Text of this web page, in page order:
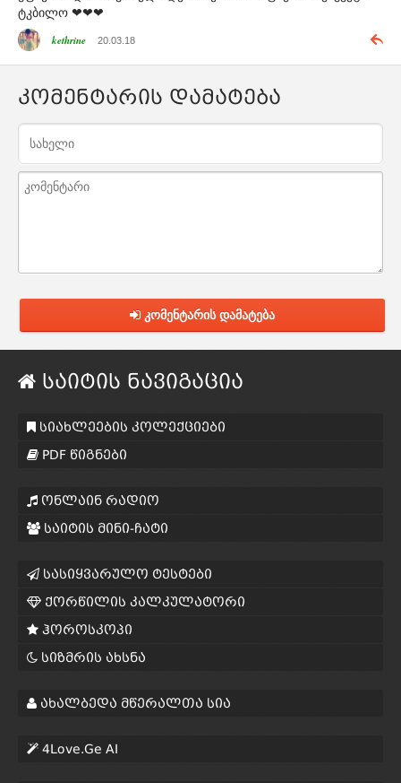
ტკბილო ❤❤❤
kethrine
20.03.18
კომენტარის დამატება
კომენტარის დამატება
საიტის ნავიგაცია
სიახლეების კოლექციები
PDF წიგნები
ონლაინ რადიო
საიტის მინი-ჩატი
სასიყვარულო ტესტები
ქორწილის კალკულატორი
ჰოროსკოპი
სიზმრის ახსნა
ახალბედა მწერალთა სია
4Love.Ge AI